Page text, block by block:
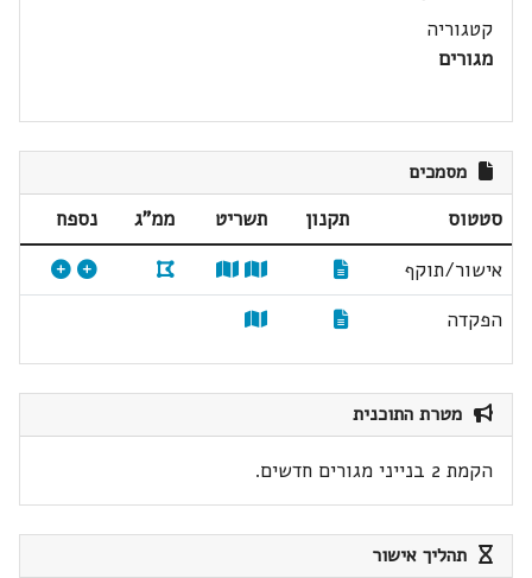
קטגוריה
מגורים
מסמכים
סטטוס תקנון תשריט ממ"ג
נספח
אישור/תוקף
הפקדה
מטרת התוכנית
הקמת 2 בנייני מגורים חדשים.
תהליך אישור